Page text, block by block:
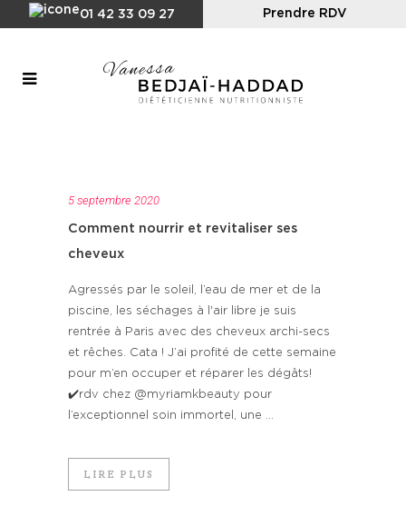
01 42 33 09 27 Prendre RDV
5 septembre 2020
Comment nourrir et revitaliser ses
cheveux
Agressés par le soleil, l’eau de mer et de la
piscine, les séchages à l'air libre je suis
rentrée à Paris avec des cheveux archi-secs
et rêches. Cata ! J’ai profité de cette semaine
pour m’en occuper et réparer les dégâts!
✔️rdv chez @myriamkbeauty pour
l’exceptionnel soin immortel, une ...
LIRE PLUS